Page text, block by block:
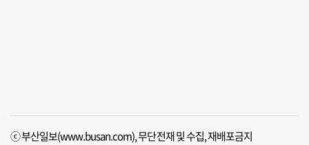
ⓒ 부산일보(www.busan.com), 무단전재 및 수집, 재배포금지